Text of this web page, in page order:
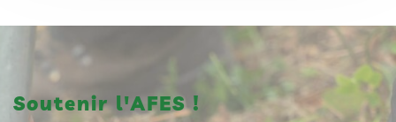
Soutenir l'AFES !